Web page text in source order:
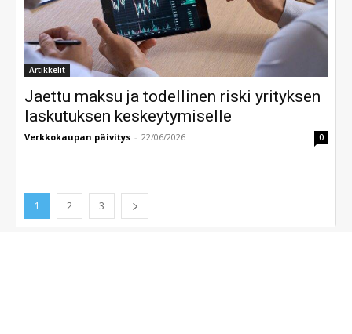
Artikkelit
Jaettu maksu ja todellinen riski yrityksen
laskutuksen keskeytymiselle
Verkkokaupan päivitys - 22/06/2026 0
1 2 3